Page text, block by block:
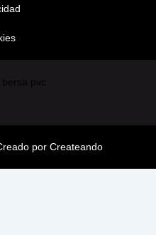
por Createando